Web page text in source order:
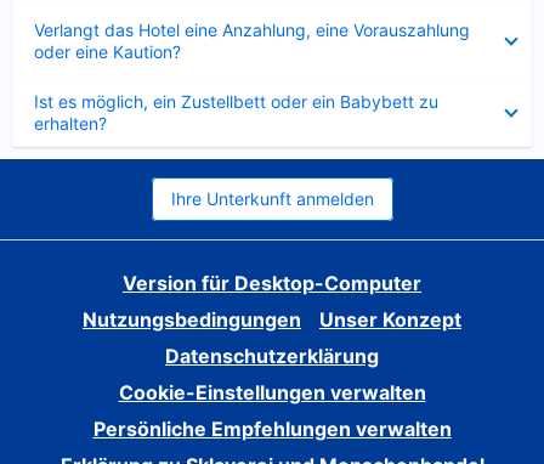
Verlangt das Hotel eine Anzahlung, eine Vorauszahlung
oder eine Kaution?
Ist es möglich, ein Zustellbett oder ein Babybett zu
erhalten?
Ihre Unterkunft anmelden
Version für Desktop-Computer
Nutzungsbedingungen
Unser Konzept
Datenschutzerklärung
Cookie-Einstellungen verwalten
Persönliche Empfehlungen verwalten